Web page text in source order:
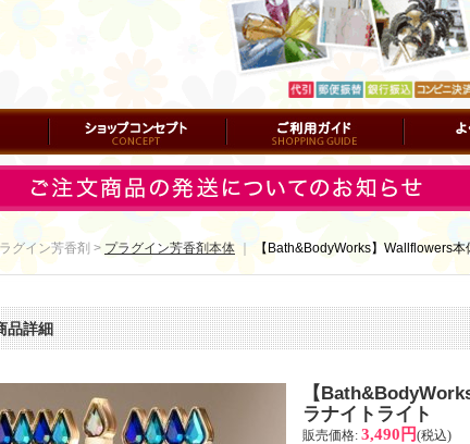
ショップコンセプト ご利用ガイド よくある
グイン芳香剤 > プラグイン芳香剤本体 【Bath&BodyWorks】Wallflowers
品詳細
【
ラナイトライト
販売価格: 3,490円(税込)